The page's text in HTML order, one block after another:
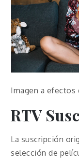
Imagen a
RTV
La suscripción
selección de